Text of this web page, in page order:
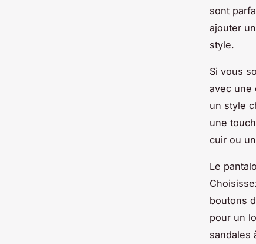
sont
ajouter
style.
Si vous
avec une
un style
une
cuir ou
Le
boutons
pour un
sandales